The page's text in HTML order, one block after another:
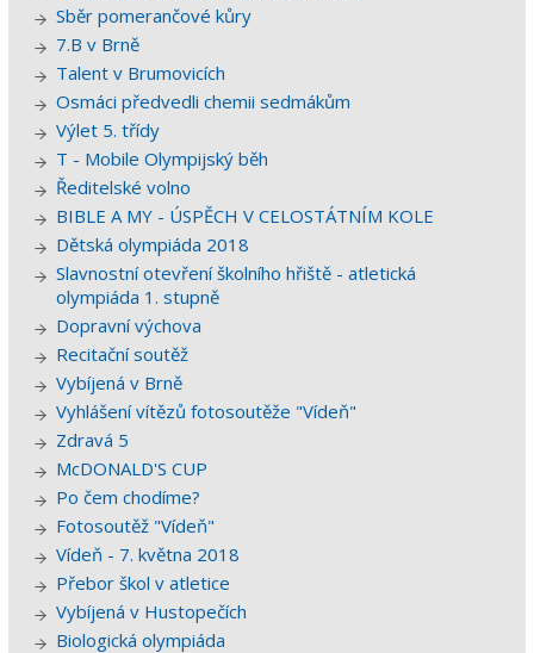
Sběr pomerančové kůry
7.B v Brně
Talent v Brumovicích
Osmáci předvedli chemii sedmákům
Výlet 5. třídy
T - Mobile Olympijský běh
Ředitelské volno
BIBLE A MY - ÚSPĚCH V CELOSTÁTNÍM KOLE
Dětská olympiáda 2018
Slavnostní otevření školního hřiště - atletická
olympiáda 1. stupně
Dopravní výchova
Recitační soutěž
Vybíjená v Brně
Vyhlášení vítězů fotosoutěže "Vídeň"
Zdravá 5
McDONALD'S CUP
Po čem chodíme?
Fotosoutěž "Vídeň"
Vídeň - 7. května 2018
Přebor škol v atletice
Vybíjená v Hustopečích
Biologická olympiáda